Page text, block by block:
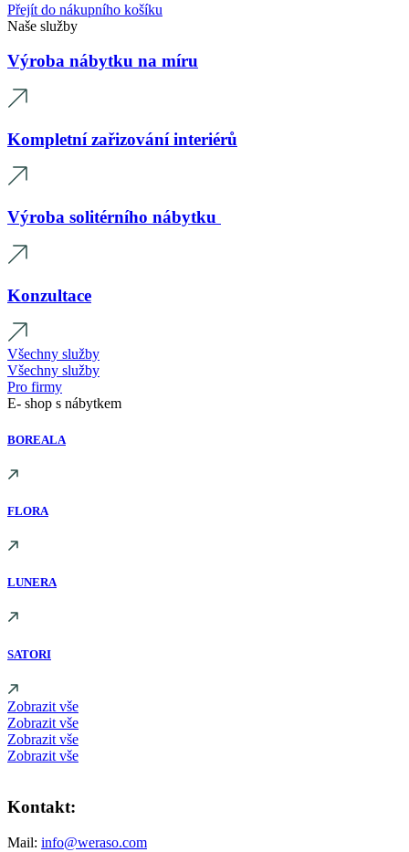
Přejít do nákupního košíku
Naše služby
Výroba nábytku na míru
Kompletní zařizování interiérů
Výroba solitérního nábytku
Konzultace
Všechny služby
Všechny služby
Pro firmy
E- shop s nábytkem
BOREALA
FLORA
LUNERA
SATORI
Zobrazit vše
Zobrazit vše
Zobrazit vše
Zobrazit vše
Kontakt:
Mail: info@weraso.com